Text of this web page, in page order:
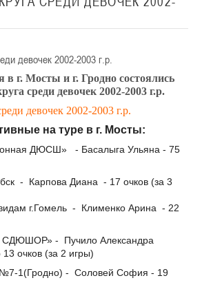
девочек 2002-2003 г.р.
в г. Мосты и г. Гродно состоялись
среди девочек 2002-2003 г.р.
девочек 2002-2003 г.р.
на туре в г. Мосты:
ДЮСШ»
- Басалыга Ульяна - 75
- Карпова Диана - 17 очков (за 3
г.Гомель -
Клименко Арина - 22
СДЮШОР» -
Пучило Александра
очков (за 2 игры)
1(Гродно) - Соловей София - 19